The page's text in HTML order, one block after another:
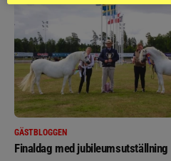
GÄSTBLOGGEN
Finaldag med jubileumsutställning